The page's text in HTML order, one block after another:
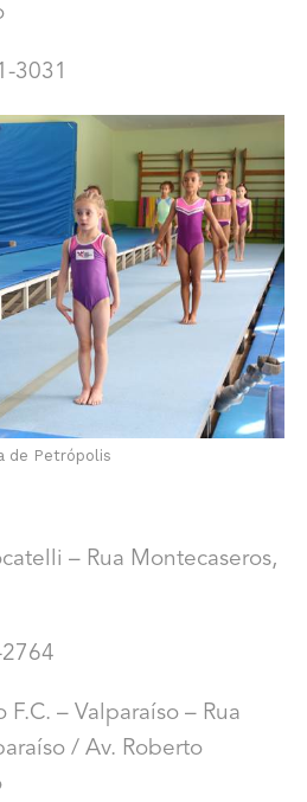
3031
de Petrópolis
– Rua Montecaseros,
– Valparaíso – Rua
/ Av. Roberto